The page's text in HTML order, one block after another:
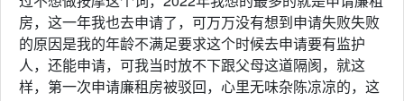
房，这一年我也去申请了，可万万没有想到申请失败失败
的原因是我的年龄不满足要求这个时候去申请要有监护
人，还能申请，可我当时放不下跟父母这道隔阂，就这
样，第一次申请廉租房被驳回，心里无味杂陈凉凉的，这